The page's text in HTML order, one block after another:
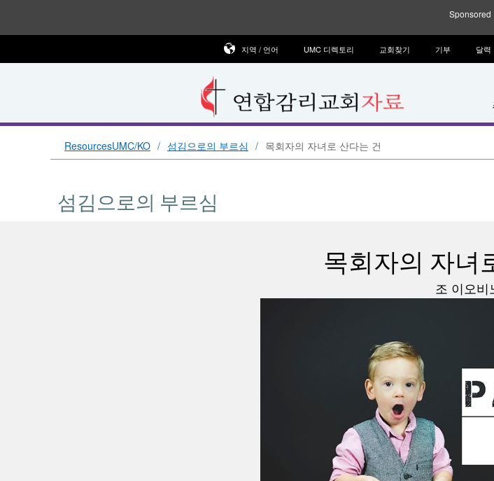
Sponsored
지역 / 언어 UMC 디렉토리 교회찾기 기부 달력
ResourcesUMC/KO 섬김으로의 부르심 목회자의 자녀로 산다는 건
섬김으로의 부르심
목회자의 자녀
조 이오비